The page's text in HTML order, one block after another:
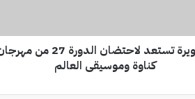
الصويرة تستعد لاحتضان الدورة 27 من
كناوة وموسيقى العالم